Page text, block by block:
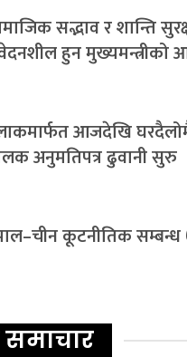
सद्भाव र शान्ति
हुन मुख्यमन्त्रीको
आजदेखि
अनुमतिपत्र ढुवानी सुरु
कूटनीतिक सम्बन्ध
समाचार